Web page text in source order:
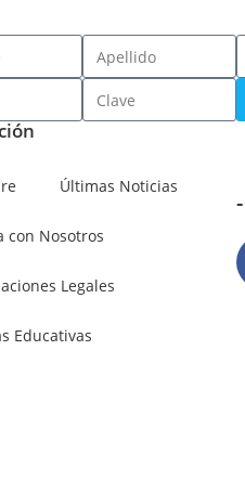
Últimas Noticias
con Nosotros
Legales
Educativas